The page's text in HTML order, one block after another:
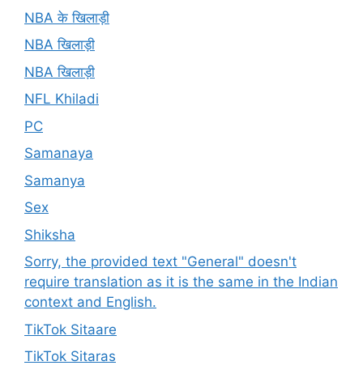
NBA के खिलाड़ी
NBA खिलाड़ी
NBA खिलाड़ी
NFL Khiladi
PC
Samanaya
Samanya
Sex
Shiksha
Sorry, the provided text "General" doesn't
require translation as it is the same in the Indian
context and English.
TikTok Sitaare
TikTok Sitaras